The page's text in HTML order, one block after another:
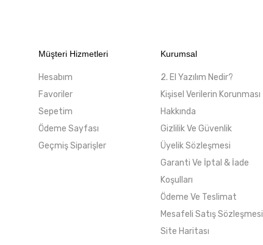
Müşteri Hizmetleri
Hesabım
Favoriler
Sepetim
Ödeme Sayfası
Geçmiş Siparişler
Kurumsal
2. El Yazılım Nedir?
Kişisel Verilerin Korunması
Hakkında
Gizlilik Ve Güvenlik
Üyelik Sözleşmesi
Garanti Ve İptal & İade
Koşulları
Ödeme Ve Teslimat
Mesafeli Satış Sözleşmesi
Site Haritası